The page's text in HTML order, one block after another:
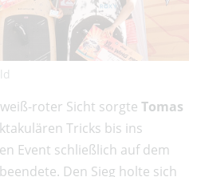
roter Sicht sorgte Tomas
Tricks bis ins
Event schließlich auf dem
beendete. Den Sieg holte sich